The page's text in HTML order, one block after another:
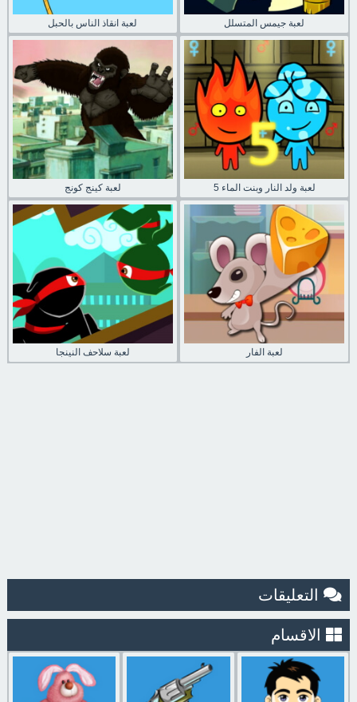
لعبة انقاذ الناس بالحبل لعبة جيمس المتسلل
لعبة كينج كونج لعبة ولد النار وبنت الماء 5
لعبة سلاحف النينجا لعبة الفار
التعليقات
الاقسام